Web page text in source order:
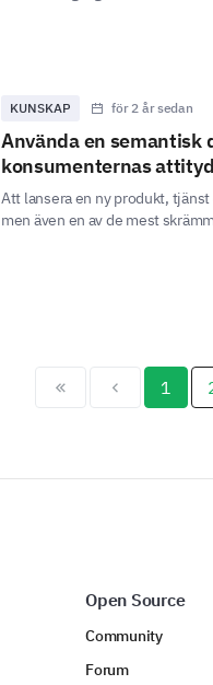
KUNSKAP för 2 år sedan
Använda en
konsumenternas
Att lansera en ny produkt,
men även en av de mest
1
Open Source
Community
Forum